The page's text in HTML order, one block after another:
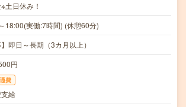
土日休み！
18:00(実働:7時間) (休憩60分)
】即日～長期（3カ月以上）
円
費
給